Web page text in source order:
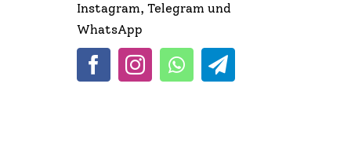
Instagram, Telegram und
WhatsApp